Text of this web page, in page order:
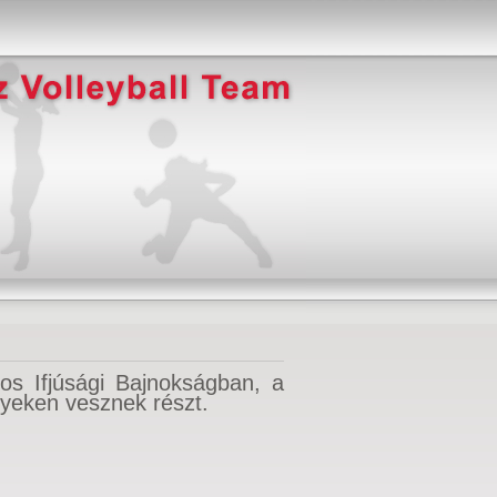
Ifjúsági Bajnokságban, a
vesznek részt.